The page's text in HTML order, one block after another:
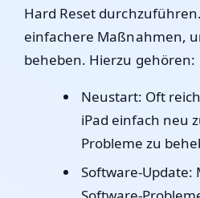
Hard Reset
einfachere Maßnahmen,
beheben. Hierzu gehören:
Neustart: Oft
iPad einfach neu
Probleme zu
Software-Update: